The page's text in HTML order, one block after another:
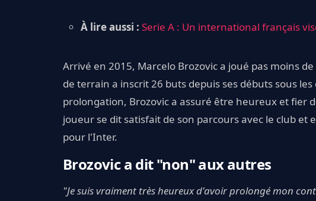
À lire aussi : Serie A : Un international français
Arrivé en 2015, Marcelo Brozovic a joué pas moins
de terrain a inscrit 26 buts depuis ses débuts sous
prolongation, Brozovic a assuré être heureux et fier
joueur se dit satisfait de son parcours avec le club
pour l'Inter.
Brozovic a dit "non" aux autres
"Je suis vraiment très heureux d'avoir prolongé mon